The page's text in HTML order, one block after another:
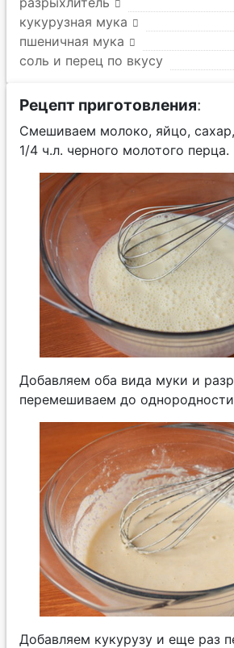
кукурузная мука
пшеничная мука
соль и перец по вкусу
Рецепт приготовления:
Смешиваем молоко, яйцо,
1/4 ч.л. черного молотого перца.
Добавляем оба вида муки и
перемешиваем до
Добавляем кукурузу и еще раз